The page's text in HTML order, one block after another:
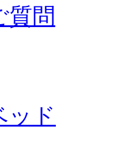
質問
ッド